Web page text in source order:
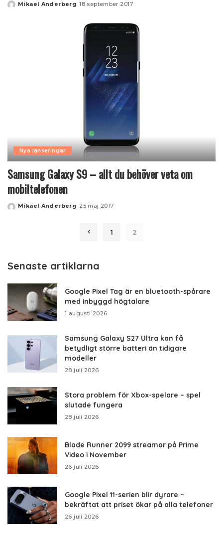
Posted
Mikael Anderberg 18 september 2017
Nya lanseringar
Samsung Galaxy S9 – allt du behöver veta om
mobiltelefonen
Posted
Mikael Anderberg 25 maj 2017
1 2
Senaste artiklarna
Google Pixel Tag är en bluetooth-spårare
med inbyggd högtalare
1 augusti 2026
Samsung Galaxy S27 Ultra kan få
betydligt större batteri än tidigare
modeller
28 juli 2026
Stora problem för Xbox-spelare – spel
slutade fungera
28 juli 2026
Blade Runner 2099 streamar på Prime
Video i November
26 juli 2026
Google Pixel 11-serien blir dyrare –
bekräftat att priset ökar på alla telefoner
26 juli 2026